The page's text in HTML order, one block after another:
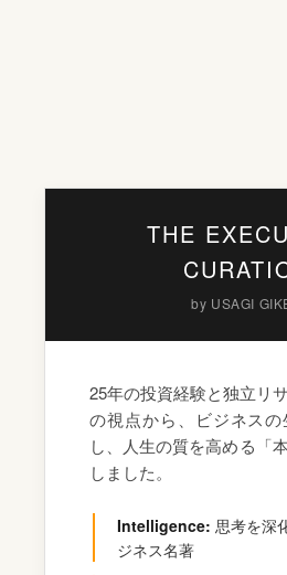
THE
by USAGI
25年の投資経験と独立リ
の視点から、ビジネス
し、人生の質を高める「
しました。
Intelligence: 思考を深
ジネス名著